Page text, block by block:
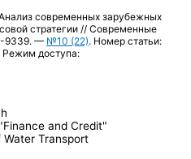
современных зарубежных
стратегии // Современные
9339. — №10 (22). Номер статьи:
Режим доступа:
and Credit"
Water Transport